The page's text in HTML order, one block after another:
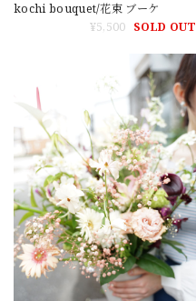
kochi bouquet/花束 ブーケ
¥5,500 SOLD OUT